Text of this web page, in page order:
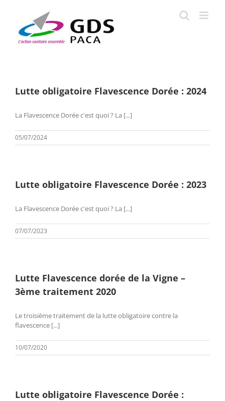
Lutte obligatoire Flavescence Dorée : 2024
La Flavescence Dorée c'est quoi ? La [...]
05/07/2024
Lutte obligatoire Flavescence Dorée : 2023
La Flavescence Dorée c'est quoi ? La [...]
07/07/2023
Lutte Flavescence dorée de la Vigne –
3ème traitement 2020
Le troisième traitement de la lutte obligatoire contre la
flavescence [...]
10/07/2020
Lutte obligatoire Flavescence Dorée :